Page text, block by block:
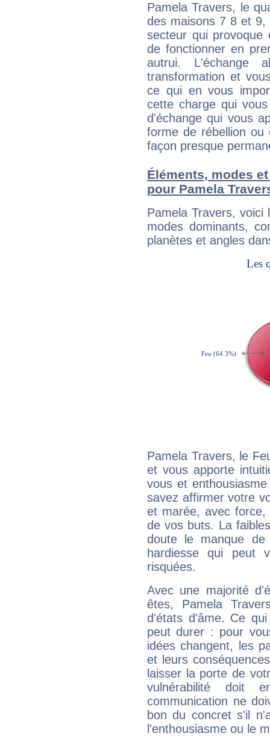
Pamela Travers, le
des maisons 7 8 et
secteur qui provoque
de fonctionner en
autrui. L'échange
transformation et
ce qui en vous
cette charge qui
d'échange qui vous
forme de rébellion ou
façon presque
Éléments, modes
pour Pamela
Pamela Travers,
modes dominants,
planètes et angles
Pamela Travers, le
et vous apporte
vous et
savez affirmer votre
et marée, avec
de vos buts. La
doute le manque
hardiesse qui peut
risquées.
Avec une majorité
êtes, Pamela
d'états d'âme. Ce
peut durer : pour
idées changent, les
et leurs
laisser la porte de
vulnérabilité doit
communication ne
bon du concret s'il
l'enthousiasme ou le